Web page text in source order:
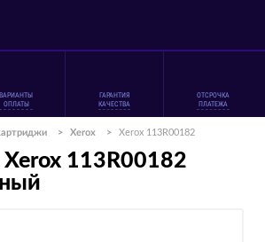
ВАРИАНТЫ
ОПЛАТЫ
ГАРАНТИЯ
КАЧЕСТВА
ОТСРОЧКА
ПЛАТЕЖА
> Xerox > Xerox 113R00182
113R00182